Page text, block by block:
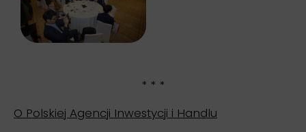
* * *
O Polskiej Agencji Inwestycji i Handlu